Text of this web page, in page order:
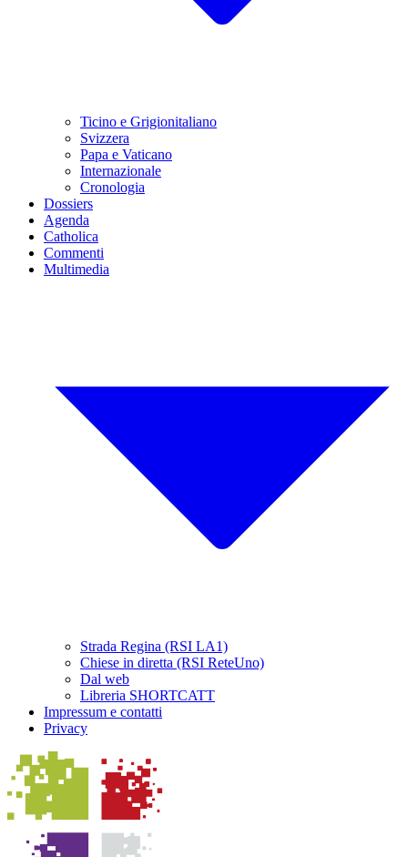
Ticino e Grigionitaliano
Svizzera
Papa e Vaticano
Internazionale
Cronologia
Dossiers
Agenda
Catholica
Commenti
Multimedia
Strada Regina (RSI LA1)
Chiese in diretta (RSI ReteUno)
Dal web
Libreria SHORTCATT
Impressum e contatti
Privacy